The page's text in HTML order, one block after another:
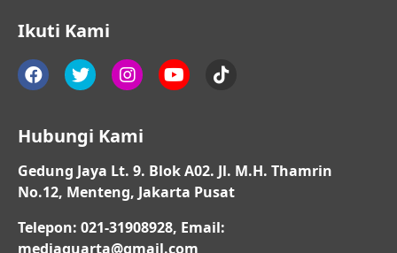
Ikuti Kami
Hubungi Kami
Gedung Jaya Lt. 9. Blok A02. Jl. M.H. Thamrin
No.12, Menteng, Jakarta Pusat
Telepon: 021-31908928, Email:
mediaquarta@gmail.com